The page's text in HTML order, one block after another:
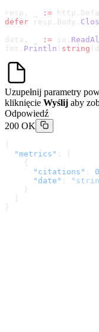
resp, _
:=
defer resp.Body.
data, _
:= io.
fmt. Println ( string
Uzupełnij parametry
kliknięcie Wyślij aby
Odpowiedź
200 OK
{
  "metrics"
: [
    {
      "citations"
: 0
      "date"
:
    }
}